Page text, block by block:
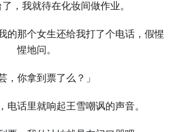
，我就待在化妆间做作业。
的那个女生还给我打了个电话，假惺
惺地问。
，你拿到票了么？」
电话里就响起王雪嘲讽的声音。